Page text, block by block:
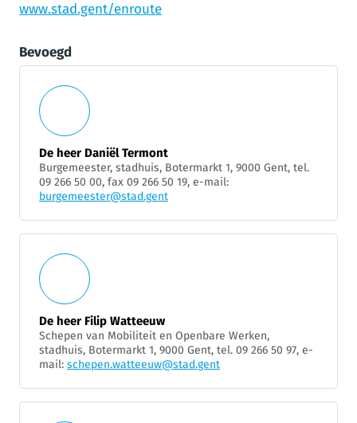
www.stad.gent/enroute
Bevoegd
De heer Daniël Termont
Burgemeester, stadhuis, Botermarkt 1, 9000 Gent, tel.
09 266 50 00, fax 09 266 50 19, e-mail:
burgemeester@stad.gent
De heer Filip Watteeuw
Schepen van Mobiliteit en Openbare Werken,
stadhuis, Botermarkt 1, 9000 Gent, tel. 09 266 50 97, e-
mail: schepen.watteeuw@stad.gent